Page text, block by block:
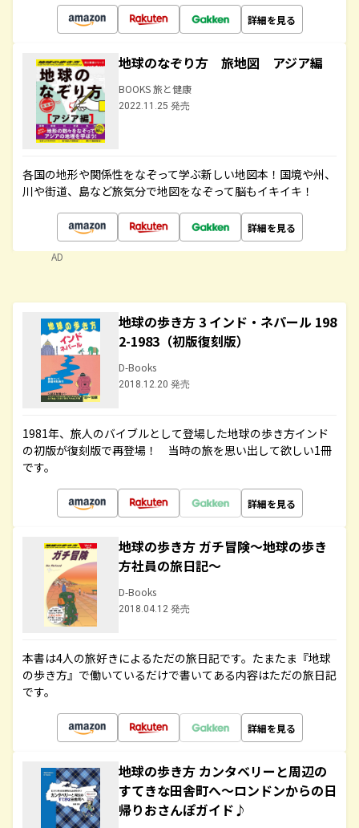
詳細を見る
地球のなぞり方 旅地図 アジア編
BOOKS 旅と健康
2022.11.25 発売
各国の地形や関係性をなぞって学ぶ新しい地図本！国境や州、
川や街道、島など旅気分で地図をなぞって脳もイキイキ！
詳細を見る
AD
地球の歩き方 3 インド・ネパール 198
2-1983（初版復刻版）
D-Books
2018.12.20 発売
1981年、旅人のバイブルとして登場した地球の歩き方インド
の初版が復刻版で再登場！ 当時の旅を思い出して欲しい1冊
です。
詳細を見る
地球の歩き方 ガチ冒険～地球の歩き
方社員の旅日記～
D-Books
2018.04.12 発売
本書は4人の旅好きによるただの旅日記です。たまたま『地球
の歩き方』で働いているだけで書いてある内容はただの旅日記
です。
詳細を見る
地球の歩き方 カンタベリーと周辺の
すてきな田舎町へ～ロンドンからの日
帰りおさんぽガイド♪